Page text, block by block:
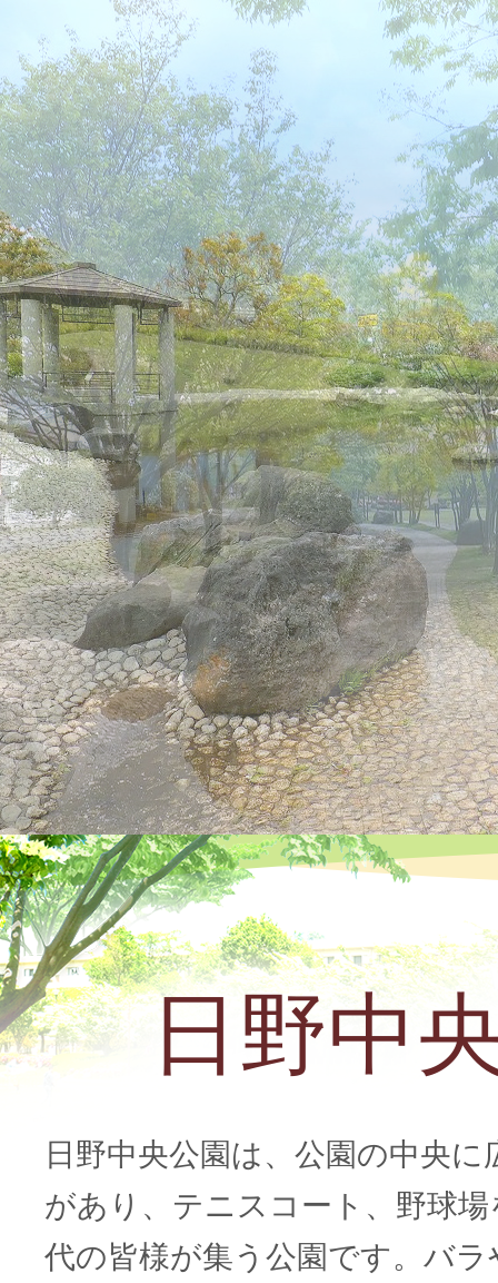
日野中
日野中央公園は、公園の中央
があり、テニスコート、野球
代の皆様が集う公園です。バ